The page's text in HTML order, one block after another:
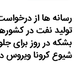
رسانه ها از
بشکه در روز برای
شیوع کرونا